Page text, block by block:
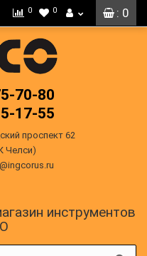
: 0
0 0
70-80
17-55
проспект 62
Челси)
инструментов